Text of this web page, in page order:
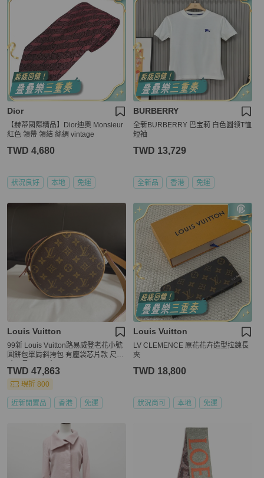
Dior
【赫蒂國際精品】Dior迪奧 Monsieur
紅色 領帶 領結 絲綢 vintage
TWD 4,680
狀況良好 本地 免運
BURBERRY
全新BURBERRY 巴宝莉 白色圆领T恤
短袖
TWD 13,729
全新品 香港 免運
Louis Vuitton
99新 Louis Vuitton路易威登老花小號
圓餅包單肩斜挎包 有塵袋芯片款 尺
TWD 47,863
現折 800
近新閒置品 香港 免運
Louis Vuitton
LV CLEMENCE 原花花卉造型拉鍊長
夾
TWD 18,800
狀況尚可 本地 免運